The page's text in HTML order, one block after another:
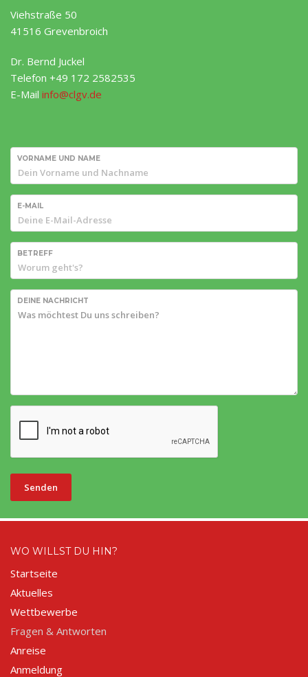
Viehstraße 50
41516 Grevenbroich
Dr. Bernd Juckel
Telefon +49 172 2582535
E-Mail info@clgv.de
VORNAME UND NAME
E-MAIL
BETREFF
DEINE NACHRICHT
Senden
WO WILLST DU HIN?
Startseite
Aktuelles
Wettbewerbe
Fragen & Antworten
Anreise
Anmeldung